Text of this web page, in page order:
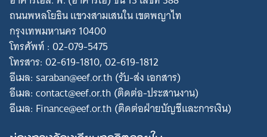
ถนนพหลโยธิน แขวงสามเสนใน เขตพญาไท
กรุงเทพมหานคร 10400
โทรศัพท์ : 02-079-5475
โทรสาร: 02-619-1810, 02-619-1812
อีเมล: saraban@eef.or.th (รับ-ส่ง เอกสาร)
อีเมล: contact@eef.or.th (ติดต่อ-ประสานงาน)
อีเมล: Finance@eef.or.th (ติดต่อฝ่ายบัญชีและการเงิน)